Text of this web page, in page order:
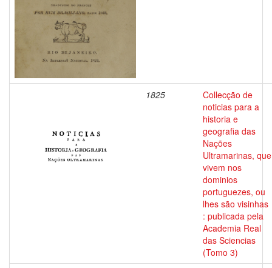
1825
Collecção de
noticias para a
historia e
geografia das
Nações
Ultramarinas, que
vivem nos
dominios
portuguezes, ou
lhes são visinhas
: publicada pela
Academia Real
das Sciencias
(Tomo 3)